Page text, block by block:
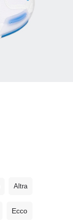
Altra
Ecco